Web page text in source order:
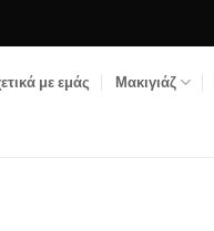
με εμάς Μακιγιάζ